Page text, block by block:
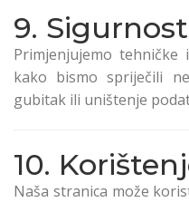
9.
Primjenjujemo tehničke
kako bismo spriječili
gubitak ili uništenje
10.
Naša stranica može